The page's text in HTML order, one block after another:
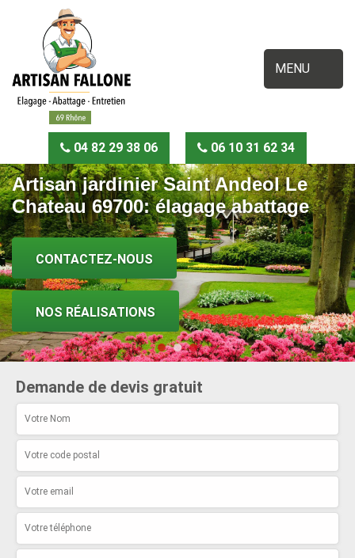
MENU
04 82 29 38 06 06 10 31 62 34
Artisan jardinier Saint Andeol Le
Chateau 69700: élagage abattage
CONTACTEZ-NOUS
NOS RÉALISATIONS
Demande de devis gratuit